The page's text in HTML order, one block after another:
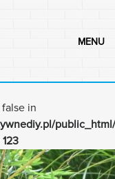
MENU
in
123